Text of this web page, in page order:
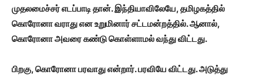
முதலமைச்சர் எடப்பாடி தான். இந்தியாவிலேயே, தமிழகத்தில்
கொரோனா வராது என உறுமினார் சட்டமன்றத்தில். ஆனால்,
கொரோனா அவரை கண்டு கொள்ளாமல் வந்து விட்டது.
பிறகு, கொரோனா பரவாது என்றார். பரவியே விட்டது. அடுத்து